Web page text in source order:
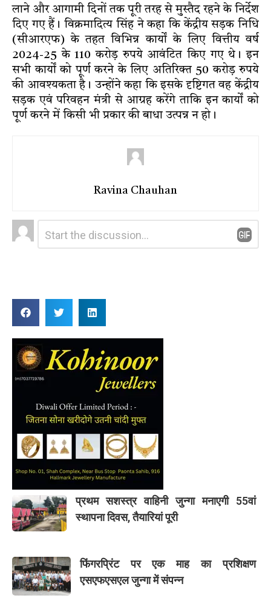
लाने और आगामी दिनों तक पूरी तरह से मुस्तैद रहने के निर्देश
दिए गए हैं। विक्रमादित्य सिंह ने कहा कि केंद्रीय सड़क निधि
(सीआरएफ) के तहत विभिन्न कार्यों के लिए वित्तीय वर्ष
2024-25 के 110 करोड़ रुपये आवंटित किए गए थे। इन
सभी कार्यों को पूर्ण करने के लिए अतिरिक्त 50 करोड़ रुपये
की आवश्यकता है। उन्होंने कहा कि इसके दृष्टिगत वह केंद्रीय
सड़क एवं परिवहन मंत्री से आग्रह करेंगे ताकि इन कार्यों को
पूर्ण करने में किसी भी प्रकार की बाधा उत्पन्न न हो।
Ravina Chauhan
Leave
a
Comment
प्रथम सशस्त्र वाहिनी जुन्गा मनाएगी 55वां
स्थापना दिवस, तैयारियां पूरी
फिंगरप्रिंट पर एक माह का प्रशिक्षण
एसएफएसएल जुन्गा में संपन्न